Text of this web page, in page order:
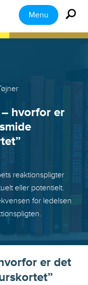
Menu
hvorfor er
reaktionspligter
eller potentielt.
for ledelsen
er det